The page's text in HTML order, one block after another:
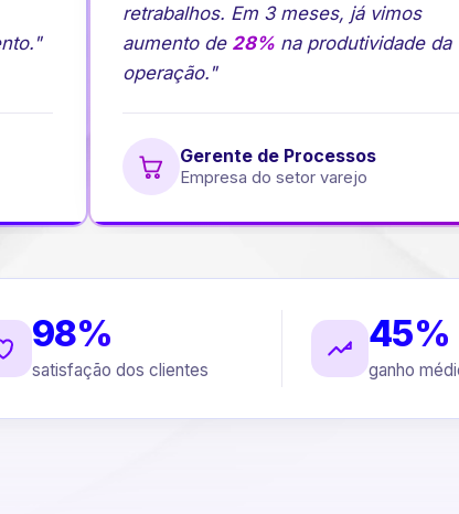
retrabalhos. Em 3 meses, já vimos
aumento de28%na produtividade da
operação."
Gerente de Processos
Empresa do setor varejo
98%
satisfação dos clientes
45%
ganho